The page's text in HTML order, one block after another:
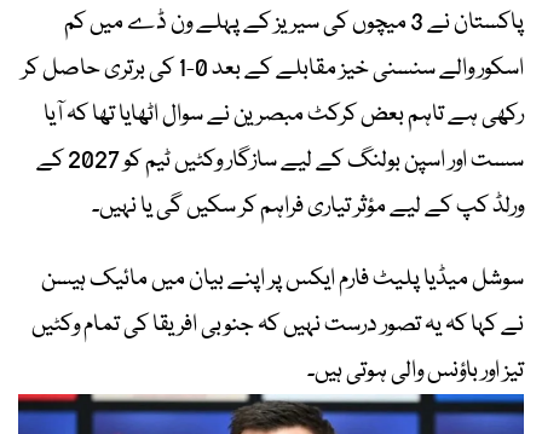
پاکستان نے 3 میچوں کی سیریز کے پہلے ون ڈے میں کم
اسکور والے سنسنی خیز مقابلے کے بعد 0-1 کی برتری حاصل کر
رکھی ہے تاہم بعض کرکٹ مبصرین نے سوال اٹھایا تھا کہ آیا
سست اور اسپن بولنگ کے لیے سازگار وکٹیں ٹیم کو 2027 کے
ورلڈ کپ کے لیے مؤثر تیاری فراہم کر سکیں گی یا نہیں۔
سوشل میڈیا پلیٹ فارم ایکس پر اپنے بیان میں مائیک ہیسن
نے کہا کہ یہ تصور درست نہیں کہ جنوبی افریقا کی تمام وکٹیں
تیز اور باؤنس والی ہوتی ہیں۔